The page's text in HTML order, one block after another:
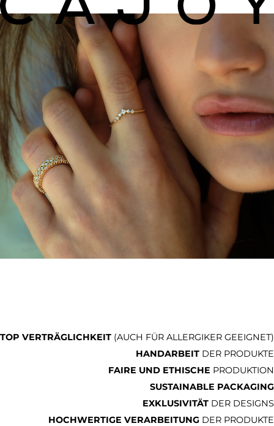
TOP VERTRÄGLICHKEIT (AUCH FÜR ALLERGIKER GEEIGNET)
HANDARBEIT DER PRODUKTE
FAIRE UND ETHISCHE PRODUKTION
SUSTAINABLE PACKAGING
EXKLUSIVITÄT DER DESIGNS
HOCHWERTIGE VERARBEITUNG DER PRODUKTE